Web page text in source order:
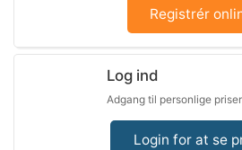
Registrér
Log ind
Adgang til personlige
Login for at se